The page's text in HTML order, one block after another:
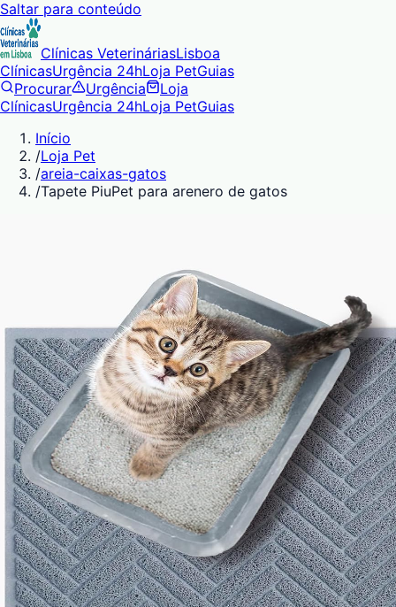
Saltar para conteúdo
Clínicas VeterináriasLisboa
ClínicasUrgência 24hLoja PetGuias
Procurar
Urgência
Loja
ClínicasUrgência 24hLoja PetGuias
Início
/Loja Pet
/areia-caixas-gatos
/Tapete PiuPet para arenero de gatos